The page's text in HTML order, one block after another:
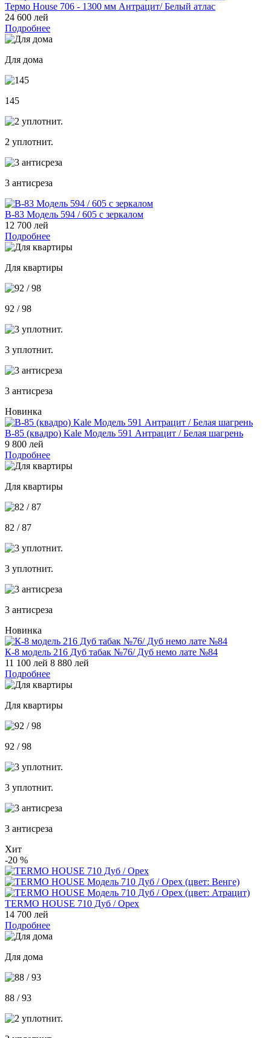
Термо House 706 - 1300 мм Антрацит/ Белый атлас
24 600 лей
Подробнее
Для дома
145
2 уплотнит.
3 антисреза
В-83 Модель 594 / 605 с зеркалом
12 700 лей
Подробнее
Для квартиры
92 / 98
3 уплотнит.
3 антисреза
Новинка
В-85 (квадро) Kale Модель 591 Антрацит / Белая шагрень
9 800 лей
Подробнее
Для квартиры
82 / 87
3 уплотнит.
3 антисреза
Новинка
К-8 модель 216 Дуб табак №76/ Дуб немо лате №84
11 100 лей 8 880 лей
Подробнее
Для квартиры
92 / 98
3 уплотнит.
3 антисреза
Хит
-20 %
TERMO HOUSE 710 Дуб / Орех
14 700 лей
Подробнее
Для дома
88 / 93